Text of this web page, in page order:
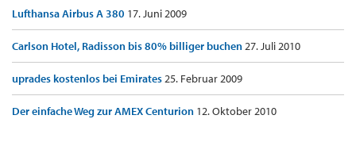
Lufthansa Airbus A 380 17. Juni 2009
Carlson Hotel, Radisson bis 80% billiger buchen27. Juli 2010
uprades kostenlos bei Emirates25. Februar 2009
Der einfache Weg zur AMEX Centurion 12. Oktober 2010